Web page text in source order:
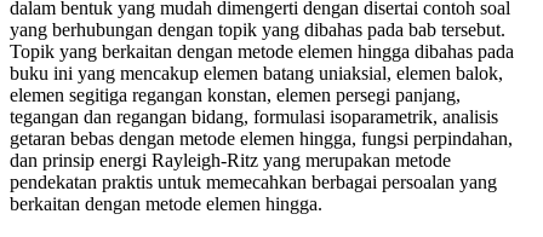
dalam bentuk yang mudah dimengerti dengan disertai contoh soal
yang berhubungan dengan topik yang dibahas pada bab tersebut.
Topik yang berkaitan dengan metode elemen hingga dibahas pada
buku ini yang mencakup elemen batang uniaksial, elemen balok,
elemen segitiga regangan konstan, elemen persegi panjang,
tegangan dan regangan bidang, formulasi isoparametrik, analisis
getaran bebas dengan metode elemen hingga, fungsi perpindahan,
dan prinsip energi Rayleigh-Ritz yang merupakan metode
pendekatan praktis untuk memecahkan berbagai persoalan yang
berkaitan dengan metode elemen hingga.